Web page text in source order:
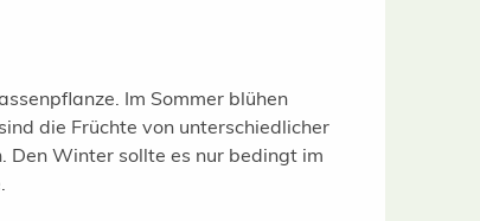
Im Sommer blühen
die Früchte von unterschiedlicher
Den Winter sollte es nur bedingt im